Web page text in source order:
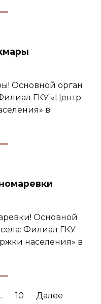
Основной орган
ГКУ «Центр
в
Основной
Филиал ГКУ
населения» в
10 Далее